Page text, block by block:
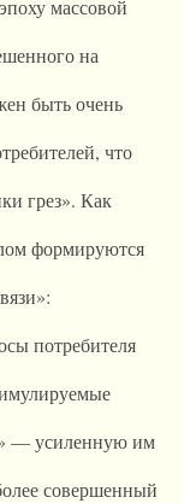
массовой
на
быть очень
что
грез». Как
формируются
потребителя
— усиленную им
совершенный